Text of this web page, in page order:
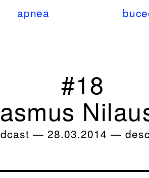
apnea
#18
— 28.03.2014 —